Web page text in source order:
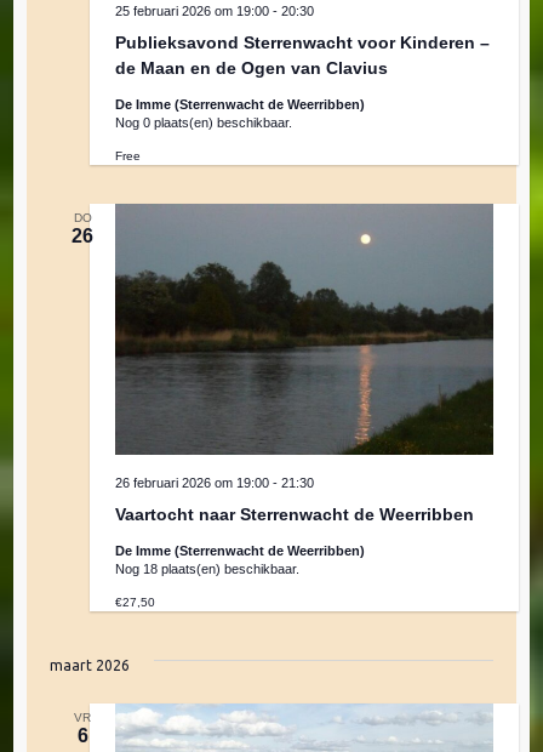
Publieksavond Sterrenwacht voor Kinderen –
de Maan en de Ogen van Clavius
25 februari 2026 om 19:00 -20:30
De Imme (Sterrenwacht de Weerribben)
Nog 0 plaats(en) beschikbaar.
Free
DO
26
Vaartocht naar Sterrenwacht de Weerribben
26 februari 2026 om 19:00 -21:30
De Imme (Sterrenwacht de Weerribben)
Nog 18 plaats(en) beschikbaar.
€27,50
maart 2026
VR
6